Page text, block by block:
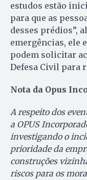
estudos estão
para que as
desses prédios”,
emergências, ele
podem solicitar
Defesa Civil para
Nota da Opus
A respeito dos
a OPUS
investigando o
prioridade da
construções
riscos para os